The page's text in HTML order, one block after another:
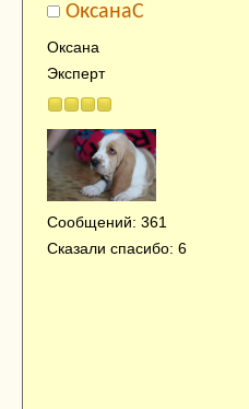
ОксанаC
Оксана
Эксперт
Сообщений: 361
Сказали спасибо: 6